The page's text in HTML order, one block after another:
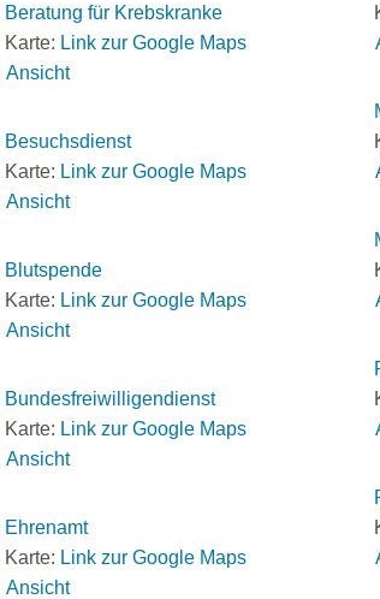
Beratung für Krebskranke
Karte: Link zur Google Maps
Ansicht
Besuchsdienst
Karte: Link zur Google Maps
Ansicht
Blutspende
Karte: Link zur Google Maps
Ansicht
Bundesfreiwilligendienst
Karte: Link zur Google Maps
Ansicht
Ehrenamt
Karte: Link zur Google Maps
Ansicht